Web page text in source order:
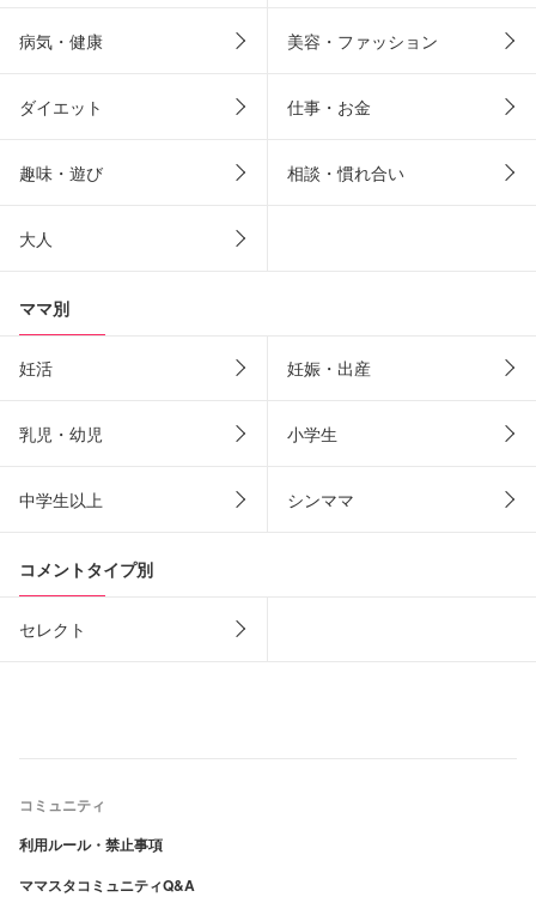
病気・健康 美容・ファッション
ダイエット 仕事・お金
趣味・遊び 相談・慣れ合い
大人
ママ別
妊活 妊娠・出産
乳児・幼児 小学生
中学生以上 シンママ
コメントタイプ別
セレクト
コミュニティ
利用ルール・禁止事項
ママスタコミュニティQ&A